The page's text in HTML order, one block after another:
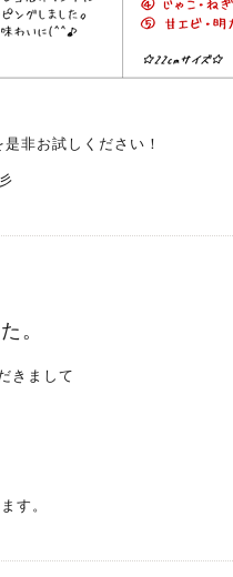
非お試しください！
。
きまして
す。